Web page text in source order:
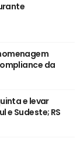
da
e levar
e Sudeste; RS